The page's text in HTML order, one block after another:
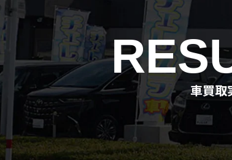
国産車買取実績
輸入車買取実績
事故車買取実績
故障車買取実績
水没車買取実績
車買取